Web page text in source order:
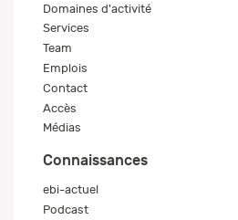
Domaines d'activité
Services
Team
Emplois
Contact
Accès
Médias
Connaissances
ebi-actuel
Podcast